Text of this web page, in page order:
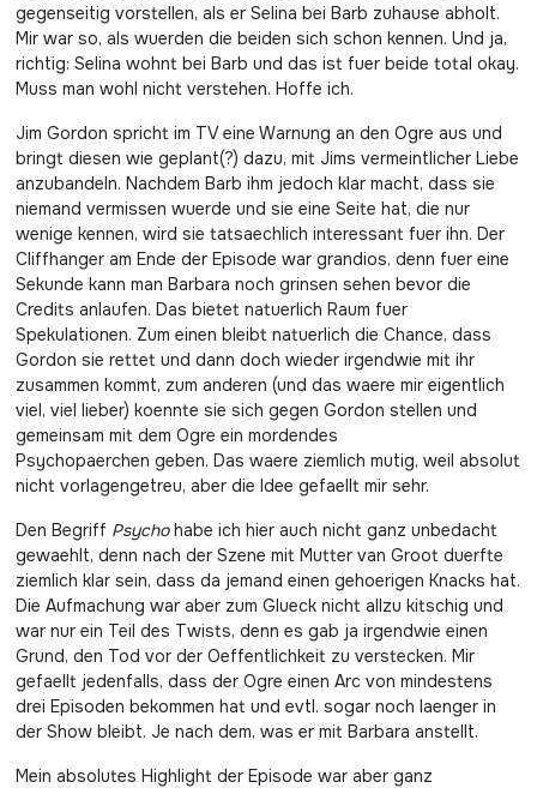
gegenseitig vorstellen, als er Selina bei Barb zuhause abholt.
Mir war so, als wuerden die beiden sich schon kennen. Und ja,
richtig: Selina wohnt bei Barb und das ist fuer beide total okay.
Muss man wohl nicht verstehen. Hoffe ich.
Jim Gordon spricht im TV eine Warnung an den Ogre aus und
bringt diesen wie geplant(?) dazu, mit Jims vermeintlicher Liebe
anzubandeln. Nachdem Barb ihm jedoch klar macht, dass sie
niemand vermissen wuerde und sie eine Seite hat, die nur
wenige kennen, wird sie tatsaechlich interessant fuer ihn. Der
Cliffhanger am Ende der Episode war grandios, denn fuer eine
Sekunde kann man Barbara noch grinsen sehen bevor die
Credits anlaufen. Das bietet natuerlich Raum fuer
Spekulationen. Zum einen bleibt natuerlich die Chance, dass
Gordon sie rettet und dann doch wieder irgendwie mit ihr
zusammen kommt, zum anderen (und das waere mir eigentlich
viel, viel lieber) koennte sie sich gegen Gordon stellen und
gemeinsam mit dem Ogre ein mordendes
Psychopaerchen geben. Das waere ziemlich mutig, weil absolut
nicht vorlagengetreu, aber die Idee gefaellt mir sehr.
Den Begriff Psychohabe ich hier auch nicht ganz unbedacht
gewaehlt, denn nach der Szene mit Mutter van Groot duerfte
ziemlich klar sein, dass da jemand einen gehoerigen Knacks hat.
Die Aufmachung war aber zum Glueck nicht allzu kitschig und
war nur ein Teil des Twists, denn es gab ja irgendwie einen
Grund, den Tod vor der Oeffentlichkeit zu verstecken. Mir
gefaellt jedenfalls, dass der Ogre einen Arc von mindestens
drei Episoden bekommen hat und evtl. sogar noch laenger in
der Show bleibt. Je nach dem, was er mit Barbara anstellt.
Mein absolutes Highlight der Episode war aber ganz